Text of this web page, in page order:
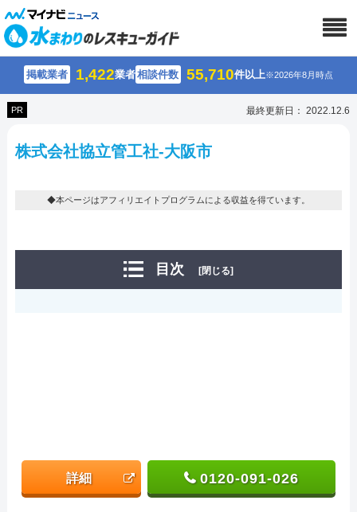
掲載業者 1,422業者相談件数 55,710件以上※2026年8月時点
PR 最終更新日： 2022.12.6
株式会社協立管工社-大阪市
◆本ページはアフィリエイトプログラムによる収益を得ています。
目次 [閉じる]
詳細 0120-091-026